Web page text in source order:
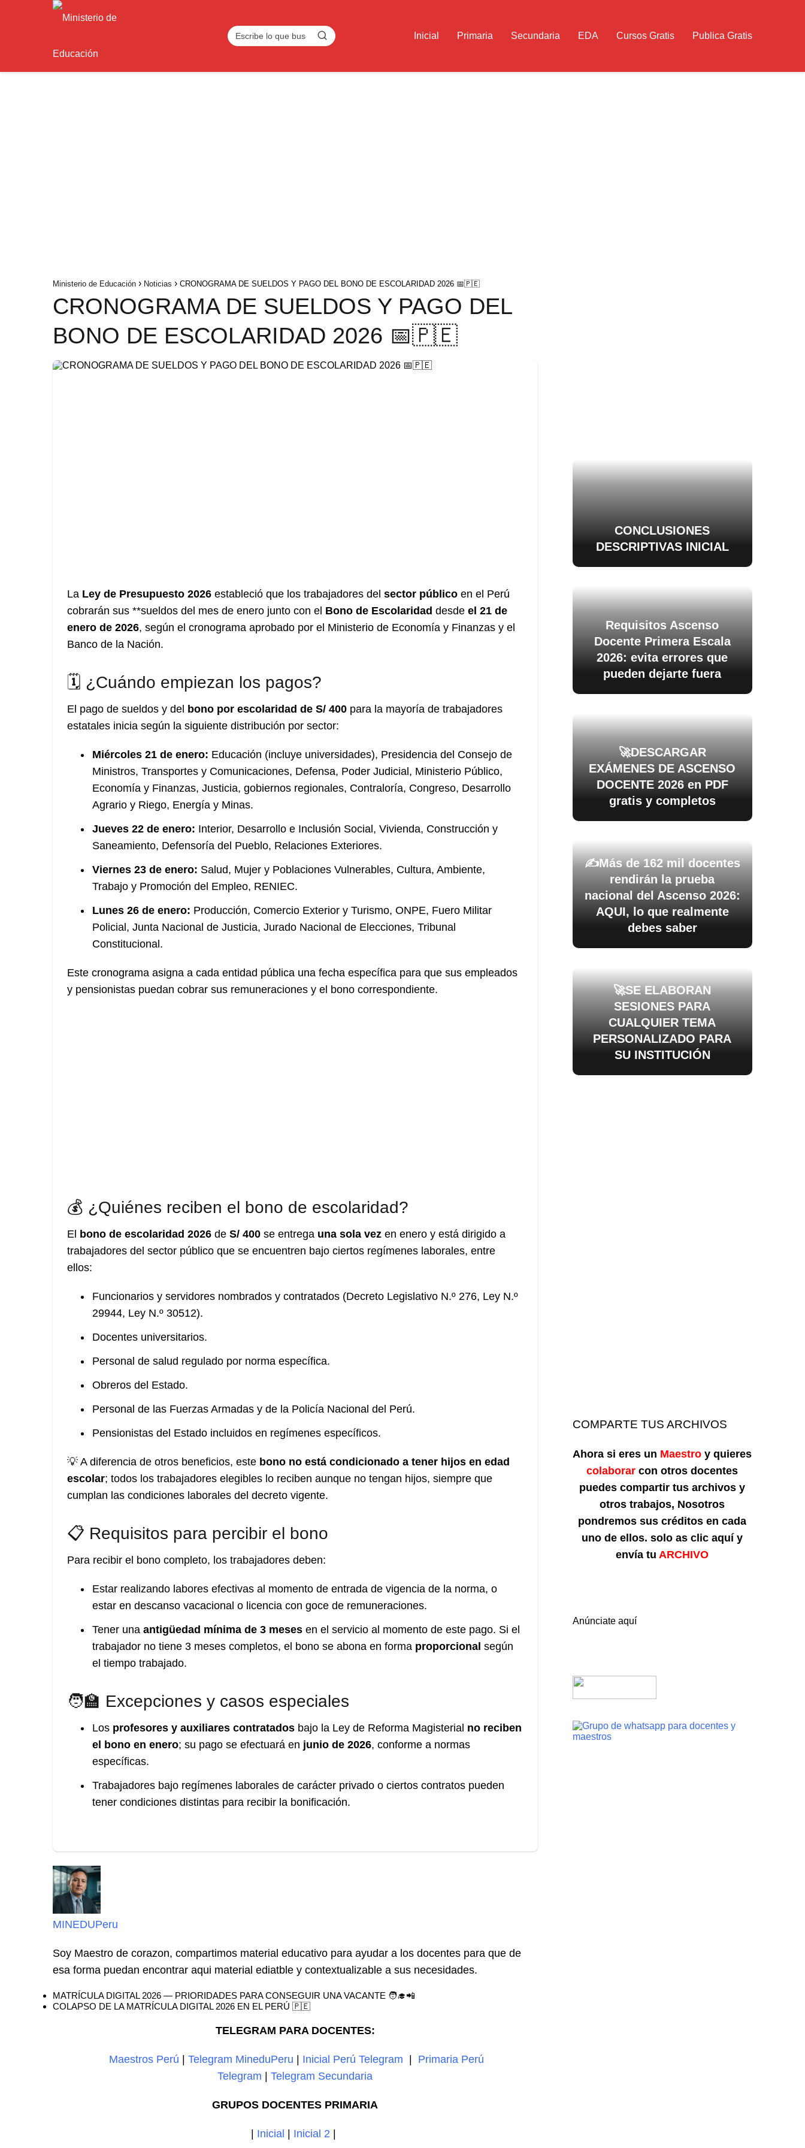
Inicial Primaria Secundaria EDA Cursos Gratis Publica Gratis
Ministerio de Educación Noticias CRONOGRAMA DE SUELDOS Y PAGO DEL BONO DE ESCOLARIDAD 2026 📅🇵🇪
CRONOGRAMA DE SUELDOS Y PAGO DEL
BONO DE ESCOLARIDAD 2026 📅🇵🇪
La Ley de Presupuesto 2026 estableció que los trabajadores del sector público en el Perú
cobrarán sus **sueldos del mes de enero junto con el Bono de Escolaridad desde el 21 de
enero de 2026, según el cronograma aprobado por el Ministerio de Economía y Finanzas y el
Banco de la Nación.
🗓️ ¿Cuándo empiezan los pagos?
El pago de sueldos y del bono por escolaridad de S/ 400 para la mayoría de trabajadores
estatales inicia según la siguiente distribución por sector:
Miércoles 21 de enero: Educación (incluye universidades), Presidencia del Consejo de
Ministros, Transportes y Comunicaciones, Defensa, Poder Judicial, Ministerio Público,
Economía y Finanzas, Justicia, gobiernos regionales, Contraloría, Congreso, Desarrollo
Agrario y Riego, Energía y Minas.
Jueves 22 de enero: Interior, Desarrollo e Inclusión Social, Vivienda, Construcción y
Saneamiento, Defensoría del Pueblo, Relaciones Exteriores.
Viernes 23 de enero: Salud, Mujer y Poblaciones Vulnerables, Cultura, Ambiente,
Trabajo y Promoción del Empleo, RENIEC.
Lunes 26 de enero: Producción, Comercio Exterior y Turismo, ONPE, Fuero Militar
Policial, Junta Nacional de Justicia, Jurado Nacional de Elecciones, Tribunal
Constitucional.
Este cronograma asigna a cada entidad pública una fecha específica para que sus empleados
y pensionistas puedan cobrar sus remuneraciones y el bono correspondiente.
💰 ¿Quiénes reciben el bono de escolaridad?
El bono de escolaridad 2026 de S/ 400 se entrega una sola vez en enero y está dirigido a
trabajadores del sector público que se encuentren bajo ciertos regímenes laborales, entre
ellos:
Funcionarios y servidores nombrados y contratados (Decreto Legislativo N.º 276, Ley N.º
29944, Ley N.º 30512).
Docentes universitarios.
Personal de salud regulado por norma específica.
Obreros del Estado.
Personal de las Fuerzas Armadas y de la Policía Nacional del Perú.
Pensionistas del Estado incluidos en regímenes específicos.
💡 A diferencia de otros beneficios, este bono no está condicionado a tener hijos en edad
escolar; todos los trabajadores elegibles lo reciben aunque no tengan hijos, siempre que
cumplan las condiciones laborales del decreto vigente.
📋 Requisitos para percibir el bono
Para recibir el bono completo, los trabajadores deben:
Estar realizando labores efectivas al momento de entrada de vigencia de la norma, o
estar en descanso vacacional o licencia con goce de remuneraciones.
Tener una antigüedad mínima de 3 meses en el servicio al momento de este pago. Si el
trabajador no tiene 3 meses completos, el bono se abona en forma proporcional según
el tiempo trabajado.
🧑‍🏫 Excepciones y casos especiales
Los profesores y auxiliares contratados bajo la Ley de Reforma Magisterial no reciben
el bono en enero; su pago se efectuará en junio de 2026, conforme a normas
específicas.
Trabajadores bajo regímenes laborales de carácter privado o ciertos contratos pueden
tener condiciones distintas para recibir la bonificación.
MINEDUPeru
Soy Maestro de corazon, compartimos material educativo para ayudar a los docentes para que de
esa forma puedan encontrar aqui material ediatble y contextualizable a sus necesidades.
MATRÍCULA DIGITAL 2026 — PRIORIDADES PARA CONSEGUIR UNA VACANTE 🧑‍🎓📲
COLAPSO DE LA MATRÍCULA DIGITAL 2026 EN EL PERÚ 🇵🇪
TELEGRAM PARA DOCENTES:
Maestros Perú |Telegram MineduPeru Inicial Perú Telegram
Primaria Perú
Telegram |Telegram Secundaria
GRUPOS DOCENTES PRIMARIA
Inicial Inicial 2
CONCLUSIONES
DESCRIPTIVAS INICIAL
Requisitos Ascenso
Docente Primera Escala
2026: evita errores que
pueden dejarte fuera
🚀DESCARGAR
EXÁMENES DE ASCENSO
DOCENTE 2026 en PDF
gratis y completos
✍️Más de 162 mil docentes
rendirán la prueba
nacional del Ascenso 2026:
AQUI, lo que realmente
debes saber
🚀SE ELABORAN
SESIONES PARA
CUALQUIER TEMA
PERSONALIZADO PARA
SU INSTITUCIÓN
COMPARTE TUS ARCHIVOS
Ahora si eres un Maestro y quieres
colaborar con otros docentes
puedes compartir tus archivos y
otros trabajos, Nosotros
pondremos sus créditos en cada
uno de ellos. solo as clic aquí y
envía tuARCHIVO
Anúnciate aquí